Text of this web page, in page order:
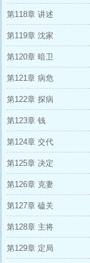
第118章 讲述
第119章 沈家
第120章 暗卫
第121章 病危
第122章 探病
第123章 钱
第124章 交代
第125章 决定
第126章 克妻
第127章 磕关
第128章 主将
第129章 定局